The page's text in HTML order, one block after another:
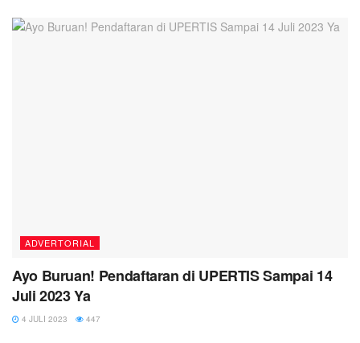
ADVERTORIAL
Ayo Buruan! Pendaftaran di UPERTIS Sampai 14
Juli 2023 Ya
4 JULI 2023 447